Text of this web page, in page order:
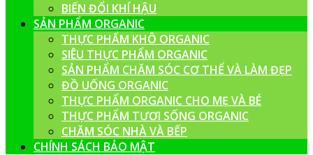
BIẾN ĐỔI KHÍ HẬU
SẢN PHẨM ORGANIC
THỰC PHẨM KHÔ ORGANIC
SIÊU THỰC PHẨM ORGANIC
SẢN PHẨM CHĂM SÓC CƠ THỂ VÀ LÀM ĐẸP
ĐỒ UỐNG ORGANIC
THỰC PHẨM ORGANIC CHO MẸ VÀ BÉ
THỰC PHẨM TƯƠI SỐNG ORGANIC
CHĂM SÓC NHÀ VÀ BẾP
CHÍNH SÁCH BẢO MẬT